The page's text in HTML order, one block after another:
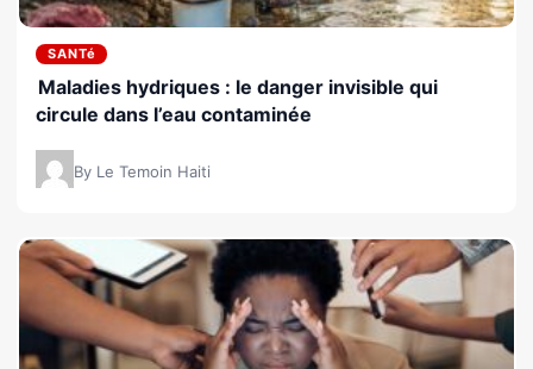
SANTé
Maladies hydriques : le danger invisible qui
circule dans l’eau contaminée
By Le Temoin Haiti